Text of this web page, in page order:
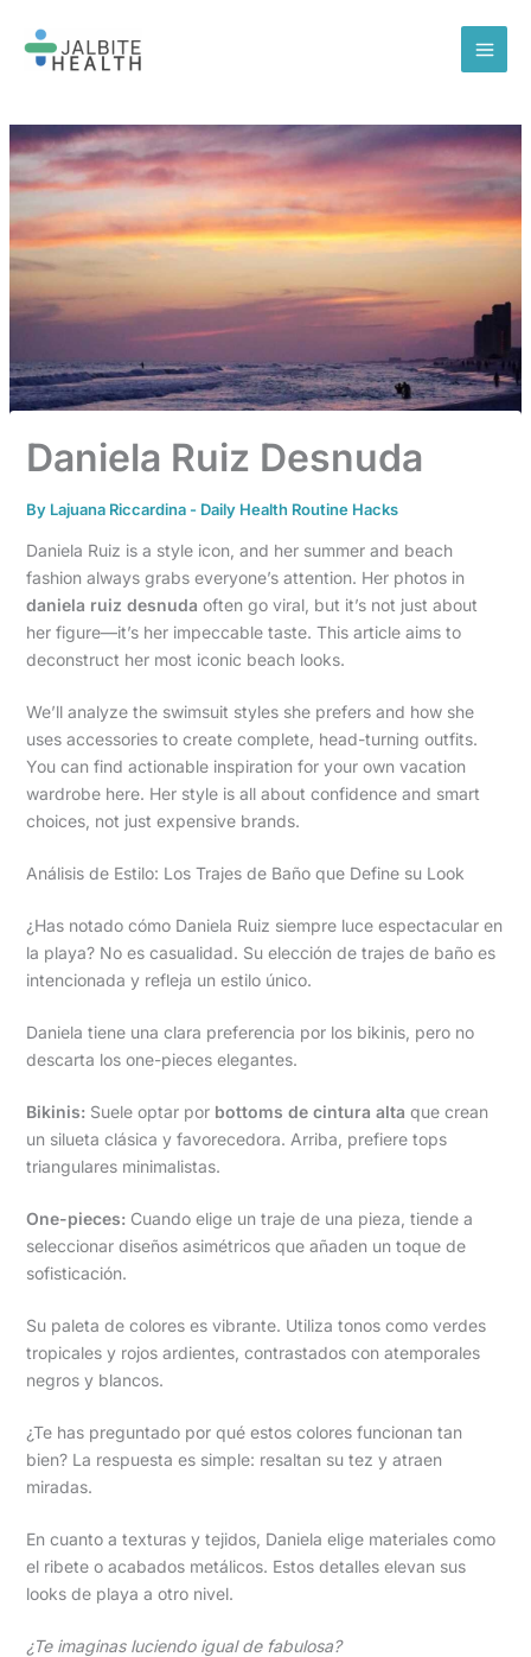
content
Daniela Ruiz Desnuda
By Lajuana Riccardina - Daily Health Routine Hacks
Daniela Ruiz is a style icon, and her summer and beach
fashion always grabs everyone’s attention. Her photos in
daniela ruiz desnuda often go viral, but it’s not just about
her figure—it’s her impeccable taste. This article aims to
deconstruct her most iconic beach looks.
We’ll analyze the swimsuit styles she prefers and how she
uses accessories to create complete, head-turning outfits.
You can find actionable inspiration for your own vacation
wardrobe here. Her style is all about confidence and smart
choices, not just expensive brands.
Análisis de Estilo: Los Trajes de Baño que Define su Look
¿Has notado cómo Daniela Ruiz siempre luce espectacular en
la playa? No es casualidad. Su elección de trajes de baño es
intencionada y refleja un estilo único.
Daniela tiene una clara preferencia por los bikinis, pero no
descarta los one-pieces elegantes.
Bikinis: Suele optar por bottoms de cintura alta que crean
un silueta clásica y favorecedora. Arriba, prefiere tops
triangulares minimalistas.
One-pieces: Cuando elige un traje de una pieza, tiende a
seleccionar diseños asimétricos que añaden un toque de
sofisticación.
Su paleta de colores es vibrante. Utiliza tonos como verdes
tropicales y rojos ardientes, contrastados con atemporales
negros y blancos.
¿Te has preguntado por qué estos colores funcionan tan
bien? La respuesta es simple: resaltan su tez y atraen
miradas.
En cuanto a texturas y tejidos, Daniela elige materiales como
el ribete o acabados metálicos. Estos detalles elevan sus
looks de playa a otro nivel.
¿Te imaginas luciendo igual de fabulosa?